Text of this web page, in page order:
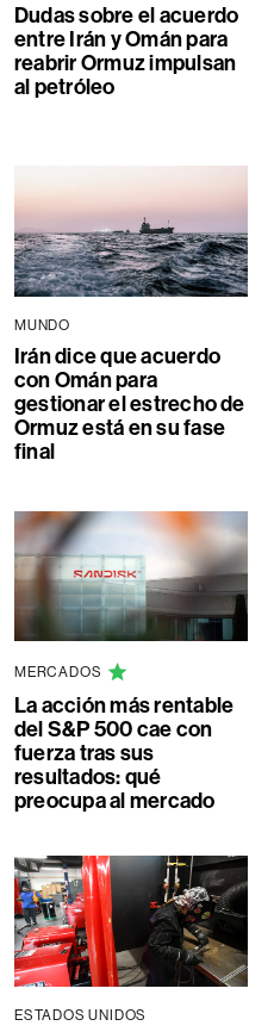
Dudas sobre el acuerdo
entre Irán y Omán para
reabrir Ormuz impulsan
al petróleo
MUNDO
Irán dice que acuerdo
con Omán para
gestionar el estrecho de
Ormuz está en su fase
final
MERCADOS
La acción más rentable
del S&P 500 cae con
fuerza tras sus
resultados: qué
preocupa al mercado
ESTADOS UNIDOS